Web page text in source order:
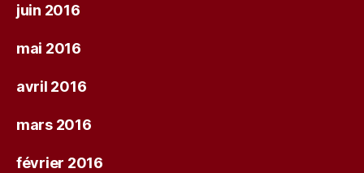
juin 2016
mai 2016
avril 2016
mars 2016
février 2016